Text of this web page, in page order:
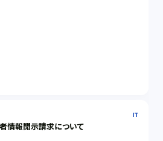
IT
情報開示請求について